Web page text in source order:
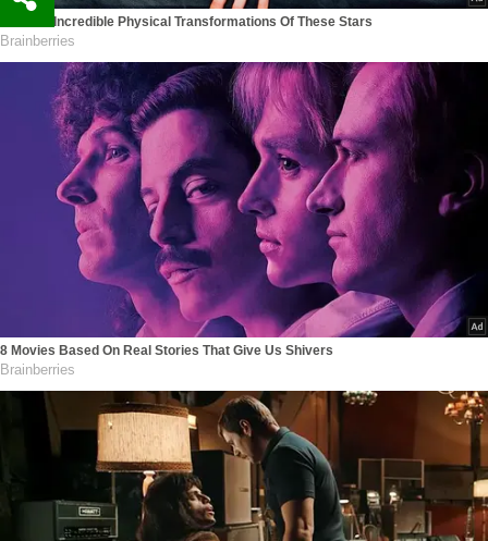
See The Incredible Physical Transformations Of These Stars
Brainberries
8 Movies Based On Real Stories That Give Us Shivers
Brainberries